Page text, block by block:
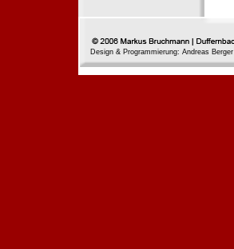
Design & Programmierung: Andreas Berger